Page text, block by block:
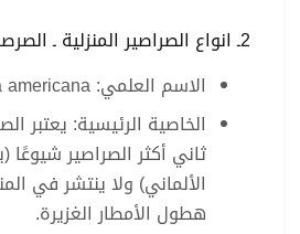
2ـ انواع الصراصير المنزلية ـ الصرصور الأمريكي
الاسم العلمي: Periplaneta americana
الخاصية الرئيسية: يعتبر
ثاني أكثر الصراصير شيوعًا
الألماني) ولا ينتشر في
هطول الأمطار الغزيرة.